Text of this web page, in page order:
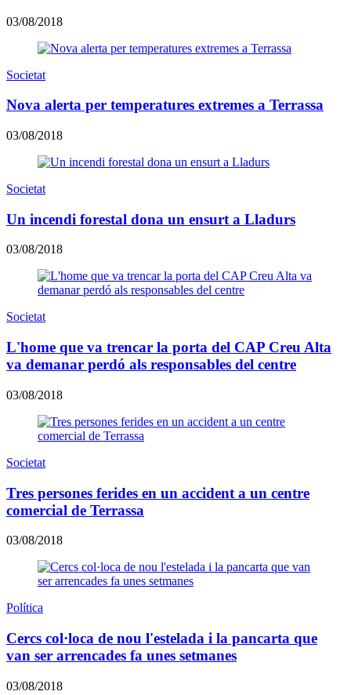
03/08/2018
Societat
Nova alerta per temperatures extremes a Terrassa
03/08/2018
Societat
Un incendi forestal dona un ensurt a Lladurs
03/08/2018
Societat
L'home que va trencar la porta del CAP Creu Alta
va demanar perdó als responsables del centre
03/08/2018
Societat
Tres persones ferides en un accident a un centre
comercial de Terrassa
03/08/2018
Política
Cercs col·loca de nou l'estelada i la pancarta que
van ser arrencades fa unes setmanes
03/08/2018